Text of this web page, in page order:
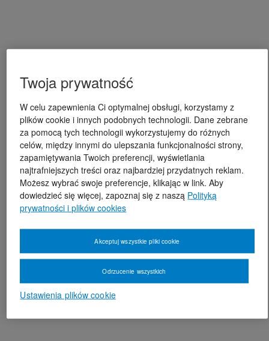
Twoja prywatność
W celu zapewnienia Ci optymalnej obsługi, korzystamy z
plików cookie i innych podobnych technologii. Dane zebrane
za pomocą tych technologii wykorzystujemy do różnych
celów, między innymi do ulepszania funkcjonalności strony,
zapamiętywania Twoich preferencji, wyświetlania
najtrafniejszych treści oraz najbardziej przydatnych reklam.
Możesz wybrać swoje preferencje, klikając w link. Aby
dowiedzieć się więcej, zapoznaj się z naszą Polityką
prywatności i plików cookies
Ustawienia plików cookie
Odrzucenie wszystkich
Akceptuj wszystkie pliki cookie